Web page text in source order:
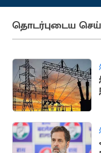
தொடர்புடைய